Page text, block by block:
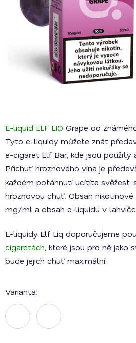
E-liquid ELF LIQ Grape od
Tyto e-liquidy můžete znát
e-cigaret Elf Bar, kde jsou použity
Příchuť hroznového vína je
každém potáhnutí ucítíte svěžest,
hroznovou chuť. Obsah
mg/ml a obsah e-liquidu v
E-liquidy Elf Liq doporučujeme
cigaretách , které jsou pro ně jako
bude jejich chuť maximální.
Varianta: